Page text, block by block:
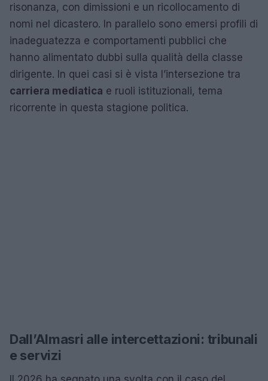
risonanza, con dimissioni e un ricollocamento di
nomi nel dicastero. In parallelo sono emersi profili di
inadeguatezza e comportamenti pubblici che
hanno alimentato dubbi sulla qualità della classe
dirigente. In quei casi si è vista l’intersezione tra
carriera mediatica e ruoli istituzionali, tema
ricorrente in questa stagione politica.
Dall’Almasri alle intercettazioni: tribunali
e servizi